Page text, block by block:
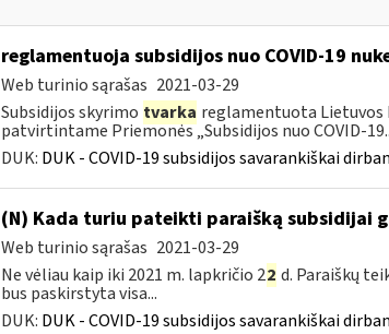
reglamentuoja subsidijos nuo COVID-19
Web turinio sąrašas 2021-03-29
Subsidijos skyrimo tvarka reglamentuota Lietuvos
patvirtintame Priemonės „Subsidijos nuo COVID-
DUK: DUK - COVID-19 subsidijos savarankiškai
(N) Kada turiu pateikti paraišką subsidijai
Web turinio sąrašas 2021-03-29
Ne vėliau kaip iki 2021 m. lapkričio 22 d. Paraiškų
bus paskirstyta visa...
DUK: DUK - COVID-19 subsidijos savarankiškai